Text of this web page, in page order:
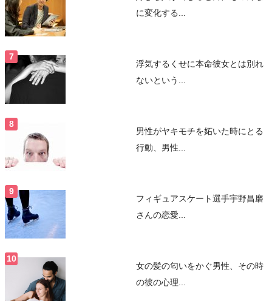
に変化する...
浮気するくせに本命彼女とは別れ
ないという...
男性がヤキモチを妬いた時にとる
行動、男性...
フィギュアスケート選手宇野昌磨
さんの恋愛...
女の髪の匂いをかぐ男性、その時
の彼の心理...